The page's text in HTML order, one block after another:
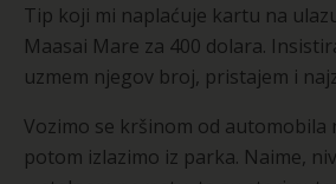
Tip koji mi naplaćuje kartu na
Maasai Mare za 400 dolara.
uzmem njegov broj, pristajem i
Vozimo se kršinom od automobila
potom izlazimo iz parka. Naime,